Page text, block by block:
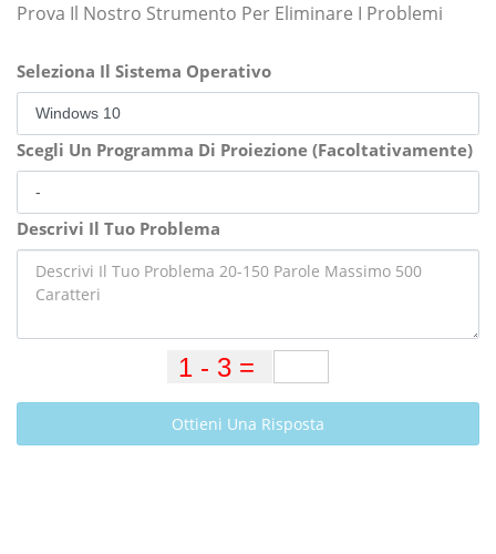
Prova Il Nostro Strumento Per Eliminare I Problemi
Seleziona Il Sistema Operativo
Scegli Un Programma Di Proiezione (Facoltativamente)
Descrivi Il Tuo Problema
Ottieni Una Risposta